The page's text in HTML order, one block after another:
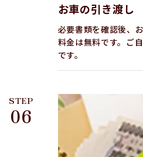
お車の引き渡し
必要書類を確認後、
料金は無料です。ご
です。
STEP
06